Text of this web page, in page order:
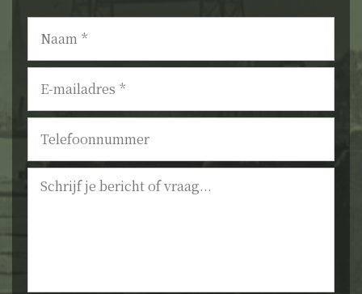
Naam *
E-
mailadres *
Telefoonnummer
Bericht